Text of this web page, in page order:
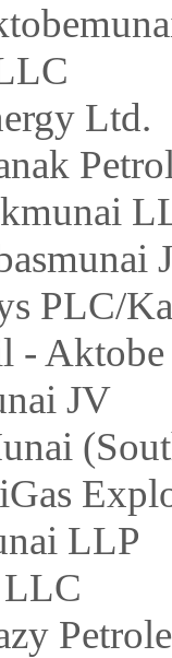
Ltd.
PLC/
-
JV
LLP
LLC